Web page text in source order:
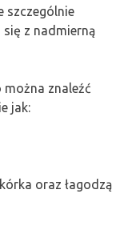
szczególnie
z nadmierną
znaleźć
jak:
oraz łagodzą